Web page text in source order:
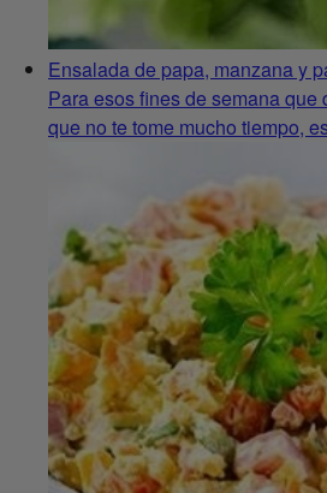
Ensalada de papa, manzana y
Para esos fines de semana
que no te tome mucho tiempo,